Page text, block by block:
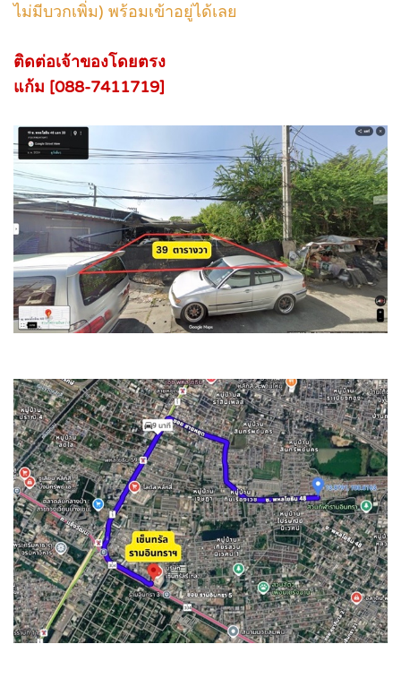
ไม่มีบวกเพิ่ม) พร้อมเข้าอยู่ได้เลย
ติดต่อเจ้าของโดยตรง
แก้ม [088-7411719]